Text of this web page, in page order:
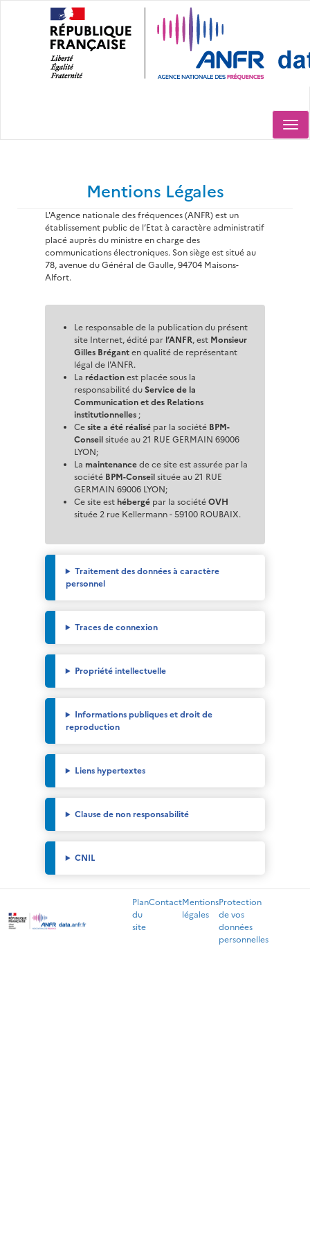
Mentions Légales
L'Agence nationale des fréquences (ANFR) est un
établissement public de l’Etat à caractère administratif
placé auprès du ministre en charge des
communications électroniques. Son siège est situé au
78, avenue du Général de Gaulle, 94704 Maisons-
Alfort.
Le responsable de la publication du présent
site Internet, édité par l’ANFR, est Monsieur
Gilles Bréganten qualité de représentant
légal de l'ANFR.
La rédactionest placée sous la
responsabilité duService de la
Communication et des Relations
institutionnelles;
Cesite a été réalisépar la société BPM-
Conseilsituée au 21 RUE GERMAIN 69006
LYON;
La maintenancede ce site est assurée par la
société BPM-Conseilsituée au 21 RUE
GERMAIN 69006 LYON;
Ce site est hébergé par la sociétéOVH
située 2 rue Kellermann - 59100 ROUBAIX.
Traitement des données à caractère
personnel
Traces de connexion
Propriété intellectuelle
Informations publiques et droit de
reproduction
Liens hypertextes
Clause de non responsabilité
CNIL
Plan
du
site
ContactMentions
légales
Protection
de vos
données
personnelles